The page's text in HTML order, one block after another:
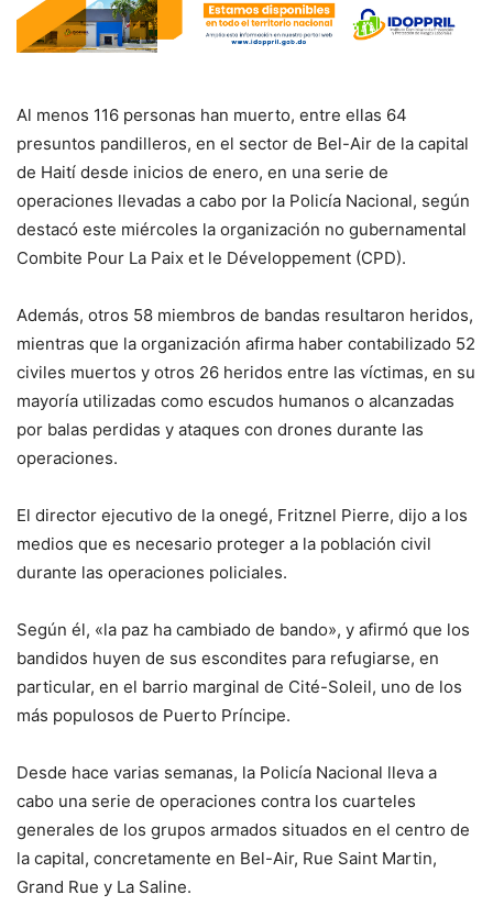
Al menos 116 personas han muerto, entre ellas 64
presuntos pandilleros, en el sector de Bel-Air de la capital
de Haití desde inicios de enero, en una serie de
operaciones llevadas a cabo por la Policía Nacional, según
destacó este miércoles la organización no gubernamental
Combite Pour La Paix et le Développement (CPD).
Además, otros 58 miembros de bandas resultaron heridos,
mientras que la organización afirma haber contabilizado 52
civiles muertos y otros 26 heridos entre las víctimas, en su
mayoría utilizadas como escudos humanos o alcanzadas
por balas perdidas y ataques con drones durante las
operaciones.
El director ejecutivo de la onegé, Fritznel Pierre, dijo a los
medios que es necesario proteger a la población civil
durante las operaciones policiales.
Según él, «la paz ha cambiado de bando», y afirmó que los
bandidos huyen de sus escondites para refugiarse, en
particular, en el barrio marginal de Cité-Soleil, uno de los
más populosos de Puerto Príncipe.
Desde hace varias semanas, la Policía Nacional lleva a
cabo una serie de operaciones contra los cuarteles
generales de los grupos armados situados en el centro de
la capital, concretamente en Bel-Air, Rue Saint Martin,
Grand Rue y La Saline.